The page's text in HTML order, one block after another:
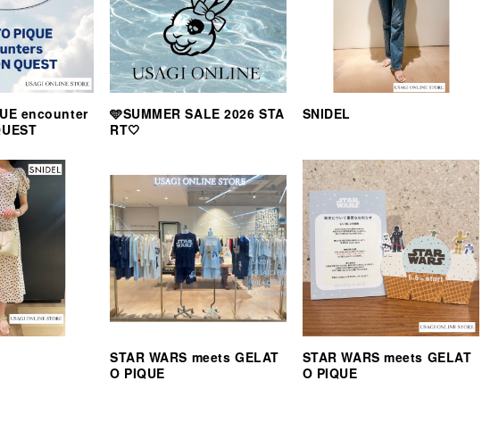
encounter
🩵SUMMER SALE 2026 STA
RT🤍
SNIDEL
STAR WARS meets GELAT
O PIQUE
STAR WARS meets GELAT
O PIQUE